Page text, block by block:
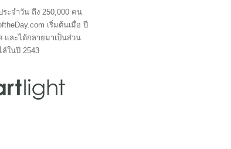
ะจำวัน ถึง 250,000 คน
เริ่มต้นเมื่อ ปี
และได้กลายมาเป็นส่วน
ในปี 2543